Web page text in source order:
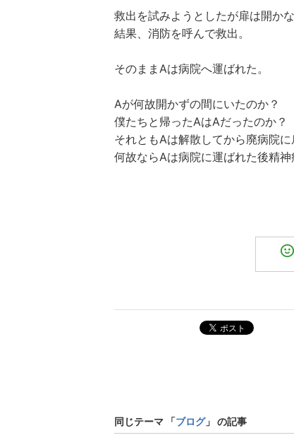
救出を試みようとしたが扉は開かな
結果、消防を呼んで救出。
そのままAは病院へ運ばれた。
Aが何故開かずの間にいたのか？
僕たちと帰ったAはAだったのか？
それともAは解散してから廃病院に
何故ならAは病院に運ばれた後精神
ポスト
同じテーマ 「ブログ」 の記事